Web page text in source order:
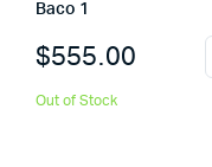
Baco 1
$555.00
Out of Stock